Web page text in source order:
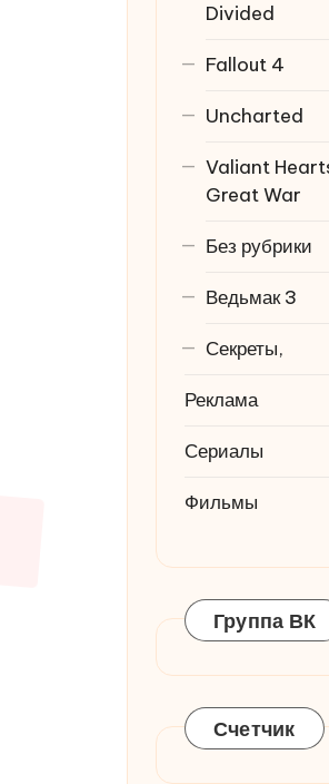
Divided
Fallout 4
Uncharted
Valiant
Great War
Без рубрики
Ведьмак 3
Секреты,
Реклама
Сериалы
Фильмы
Группа ВК
Счетчик